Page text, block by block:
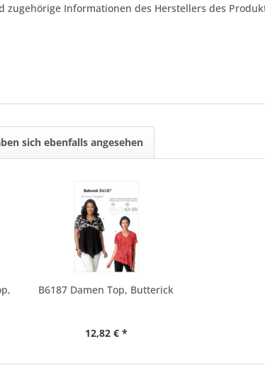
Informationen des Herstellers des
sich ebenfalls angesehen
B6187 Damen Top, Butterick
12,82 € *